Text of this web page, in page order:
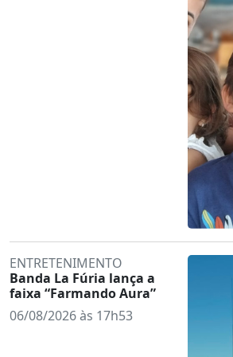
ENTRETENIMENTO
Banda La Fúria lança a
faixa “Farmando Aura”
06/08/2026 às 17h53